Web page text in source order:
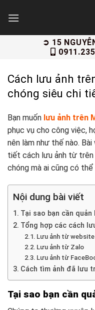
➲ 15
Cách lưu ảnh
chóng siêu chi
Bạn muốn lưu ảnh trên
phục vụ cho công việc,
nên làm như thế nào.
tiết cách lưu ảnh từ trên
chóng mà ai cũng có
Nội dung bài viết
Tại sao bạn cần
Tổng hợp các cách
Lưu ảnh từ website
Lưu ảnh từ Zalo
Lưu ảnh từ
Cách tìm ảnh đã lưu
Tại sao bạn cần